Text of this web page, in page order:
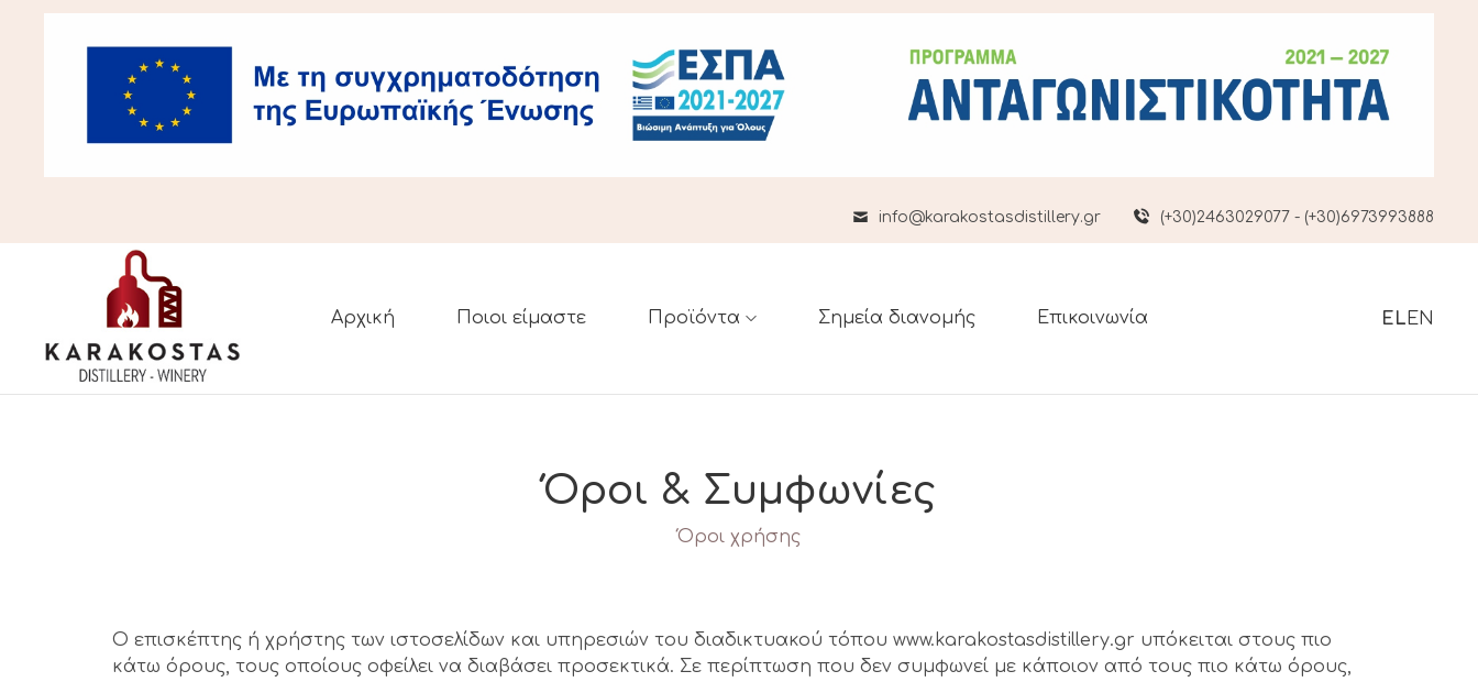
info@karakostasdistillery.gr (+30)2463029077 - (+30)6973993888
Αρχική Ποιοι είμαστε Προϊόντα Σημεία διανομής Επικοινωνία EL EN
Όροι & Συμφωνίες
Όροι χρήσης
Ο επισκέπτης ή χρήστης των ιστοσελίδων και υπηρεσιών του διαδικτυακού τόπου www.karakostasdistillery.gr υπόκειται στους πιο
κάτω όρους, τους οποίους οφείλει να διαβάσει προσεκτικά. Σε περίπτωση που δεν συμφωνεί με κάποιον από τους πιο κάτω όρους,